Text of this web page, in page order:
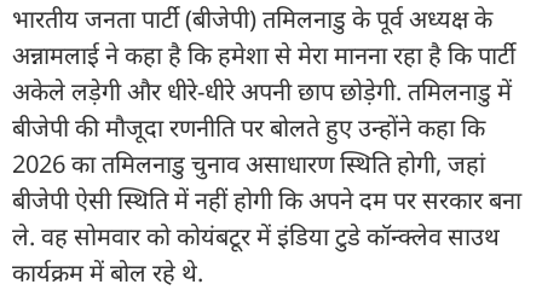
भारतीय जनता पार्टी (बीजेपी) तमिलनाडु के पूर्व अध्यक्ष के
अन्नामलाई ने कहा है कि हमेशा से मेरा मानना रहा है कि पार्टी
अकेले लड़ेगी और धीरे-धीरे अपनी छाप छोड़ेगी. तमिलनाडु में
बीजेपी की मौजूदा रणनीति पर बोलते हुए उन्होंने कहा कि
2026 का तमिलनाडु चुनाव असाधारण स्थिति होगी, जहां
बीजेपी ऐसी स्थिति में नहीं होगी कि अपने दम पर सरकार बना
ले. वह सोमवार को कोयंबटूर में इंडिया टुडे कॉन्क्लेव साउथ
कार्यक्रम में बोल रहे थे.